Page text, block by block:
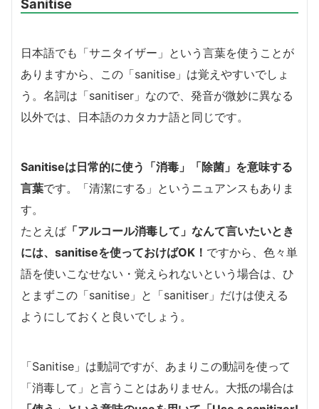
Sanitise
日本語でも「サニタイザー」という言葉を使うことが
ありますから、この「sanitise」は覚えやすいでしょ
う。名詞は「sanitiser」なので、発音が微妙に異なる
以外では、日本語のカタカナ語と同じです。
Sanitiseは日常的に使う「消毒」「除菌」を意味する
言葉です。「清潔にする」というニュアンスもありま
す。
たとえば 「アルコール消毒して」なんて言いたいとき
には、sanitiseを使っておけばOK！ ですから、色々単
語を使いこなせない・覚えられないという場合は、ひ
とまずこの「sanitise」と「sanitiser」だけは使える
ようにしておくと良いでしょう。
「Sanitise」は動詞ですが、あまりこの動詞を使って
「消毒して」と言うことはありません。大抵の場合は